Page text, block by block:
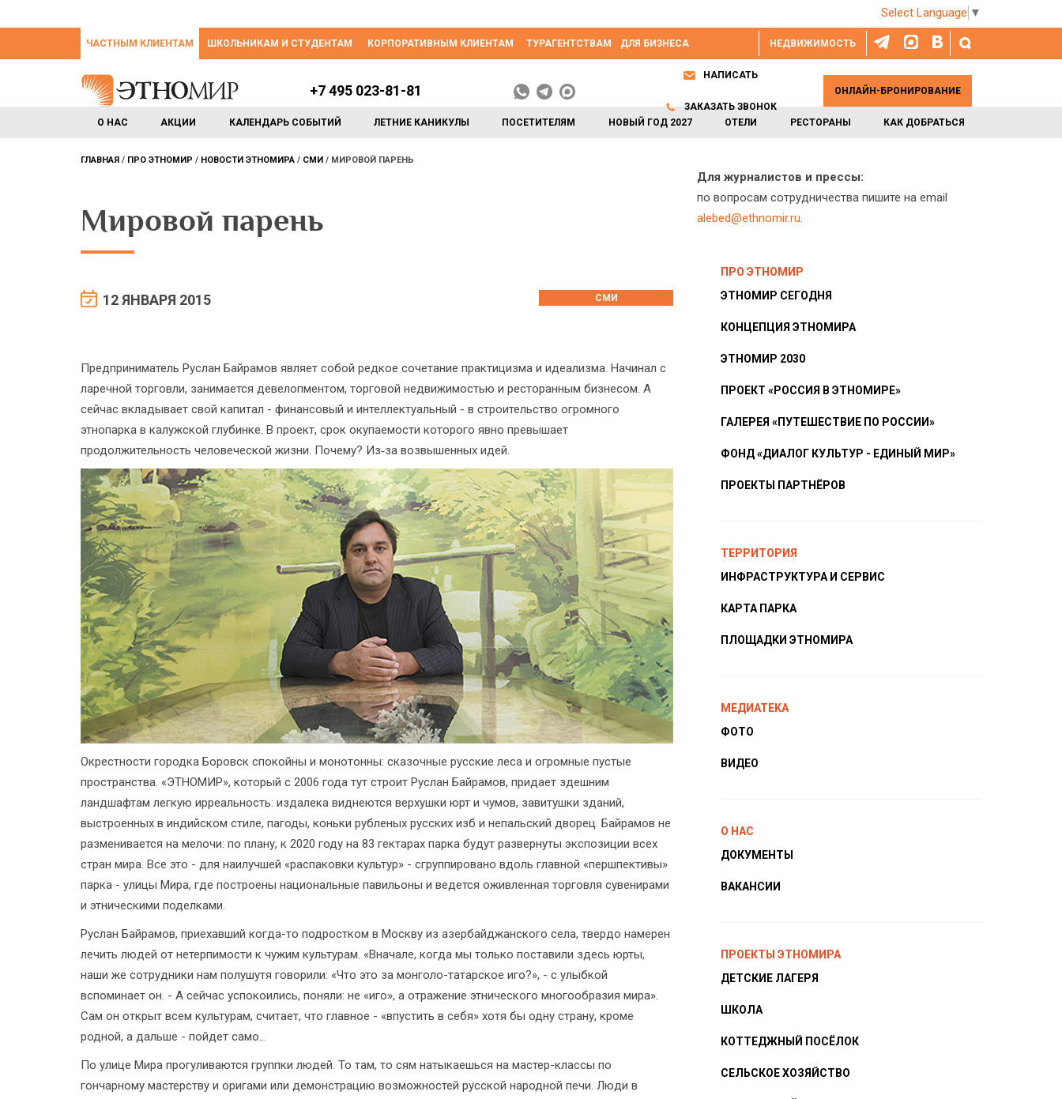
Select Language ▼
НЕДВИЖИМОСТЬ
ЧАСТНЫМ КЛИЕНТАМ ШКОЛЬНИКАМ И СТУДЕНТАМ КОРПОРАТИВНЫМ КЛИЕНТАМ ТУРАГЕНТСТВАМ ДЛЯ БИЗНЕСА
О НАС АКЦИИ КАЛЕНДАРЬ СОБЫТИЙ ЛЕТНИЕ КАНИКУЛЫ ПОСЕТИТЕЛЯМ НОВЫЙ ГОД 2027 ОТЕЛИ РЕСТОРАНЫ КАК ДОБРАТЬСЯ
+7 495 023-81-81
НАПИСАТЬ
ЗАКАЗАТЬ ЗВОНОК
ОНЛАЙН-БРОНИРОВАНИЕ
ГЛАВНАЯ ПРО ЭТНОМИР НОВОСТИ ЭТНОМИРА СМИ МИРОВОЙ ПАРЕНЬ
Мировой парень
12 ЯНВАРЯ 2015 СМИ
Предприниматель Руслан Байрамов являет собой редкое сочетание практицизма и идеализма. Начинал с
ларечной торговли, занимается девелопментом, торговой недвижимостью и ресторанным бизнесом. А
сейчас вкладывает свой капитал - финансовый и интеллектуальный - в строительство огромного
этнопарка в калужской глубинке. В проект, срок окупаемости которого явно превышает
продолжительность человеческой жизни. Почему? Из‑за возвышенных идей.
Окрестности городка Боровск спокойны и монотонны: сказочные русские леса и огромные пустые
пространства. «ЭТНОМИР», который с 2006 года тут строит Руслан Байрамов, придает здешним
ландшафтам легкую ирреальность: издалека виднеются верхушки юрт и чумов, завитушки зданий,
выстроенных в индийском стиле, пагоды, коньки рубленых русских изб и непальский дворец. Байрамов не
разменивается на мелочи: по плану, к 2020 году на 83 гектарах парка будут развернуты экспозиции всех
стран мира. Все это - для наилучшей «распаковки культур» - сгруппировано вдоль главной «першпективы»
парка - улицы Мира, где построены национальные павильоны и ведется оживленная торговля сувенирами
и этническими поделками.
Руслан Байрамов, приехавший когда-то подростком в Москву из азербайджанского села, твердо намерен
лечить людей от нетерпимости к чужим культурам. «Вначале, когда мы только поставили здесь юрты,
наши же сотрудники нам полушутя говорили: «Что это за монголо-татарское иго?», - с улыбкой
вспоминает он. - А сейчас успокоились, поняли: не «иго», а отражение этнического многообразия мира».
Сам он открыт всем культурам, считает, что главное - «впустить в себя» хотя бы одну страну, кроме
родной, а дальше - пойдет само...
По улице Мира прогуливаются группки людей. То там, то сям натыкаешься на мастер-классы по
гончарному мастерству и оригами или демонстрацию возможностей русской народной печи. Люди в
Для журналистов и прессы:
по вопросам сотрудничества пишите на email
alebed@ethnomir.ru.
ПРО ЭТНОМИР
ЭТНОМИР СЕГОДНЯ
КОНЦЕПЦИЯ ЭТНОМИРА
ЭТНОМИР 2030
ПРОЕКТ «РОССИЯ В ЭТНОМИРЕ»
ГАЛЕРЕЯ «ПУТЕШЕСТВИЕ ПО РОССИИ»
ФОНД «ДИАЛОГ КУЛЬТУР - ЕДИНЫЙ МИР»
ПРОЕКТЫ ПАРТНЁРОВ
ТЕРРИТОРИЯ
ИНФРАСТРУКТУРА И СЕРВИС
КАРТА ПАРКА
ПЛОЩАДКИ ЭТНОМИРА
МЕДИАТЕКА
ФОТО
ВИДЕО
О НАС
ДОКУМЕНТЫ
ВАКАНСИИ
ПРОЕКТЫ ЭТНОМИРА
ДЕТСКИЕ ЛАГЕРЯ
ШКОЛА
КОТТЕДЖНЫЙ ПОСЁЛОК
СЕЛЬСКОЕ ХОЗЯЙСТВО